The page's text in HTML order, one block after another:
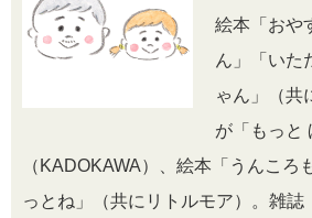
絵本「おや
ん」「いた
ゃん」（共
が「もっと
（KADOKAWA）、絵本「うんころ
っとね」（共にリトルモア）。雑誌